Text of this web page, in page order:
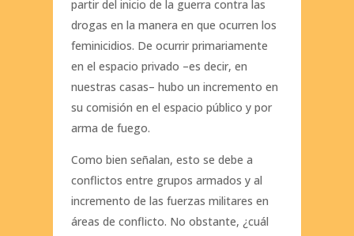
partir del inicio de la guerra contra las
drogas en la manera en que ocurren los
feminicidios. De ocurrir primariamente
en el espacio privado –es decir, en
nuestras casas– hubo un incremento en
su comisión en el espacio público y por
arma de fuego.
Como bien señalan, esto se debe a
conflictos entre grupos armados y al
incremento de las fuerzas militares en
áreas de conflicto. No obstante, ¿cuál